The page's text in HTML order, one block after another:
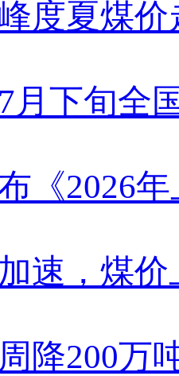
度夏煤价
月下旬全
《2026
速，煤
降200万